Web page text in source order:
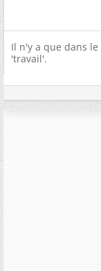
Il n'y a que dans
'travail'.